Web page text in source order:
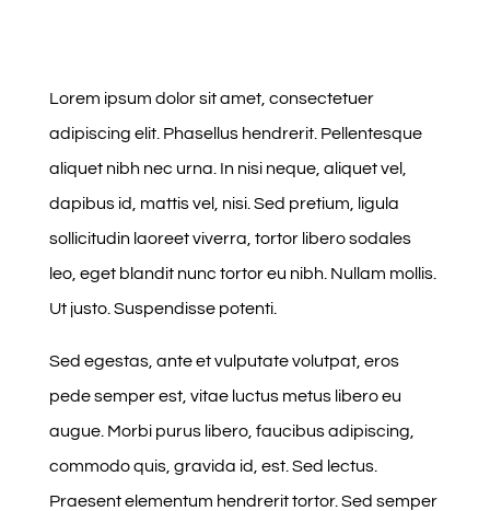
Lorem ipsum dolor sit amet, consectetuer
adipiscing elit. Phasellus hendrerit. Pellentesque
aliquet nibh nec urna. In nisi neque, aliquet vel,
dapibus id, mattis vel, nisi. Sed pretium, ligula
sollicitudin laoreet viverra, tortor libero sodales
leo, eget blandit nunc tortor eu nibh. Nullam mollis.
Ut justo. Suspendisse potenti.
Sed egestas, ante et vulputate volutpat, eros
pede semper est, vitae luctus metus libero eu
augue. Morbi purus libero, faucibus adipiscing,
commodo quis, gravida id, est. Sed lectus.
Praesent elementum hendrerit tortor. Sed semper